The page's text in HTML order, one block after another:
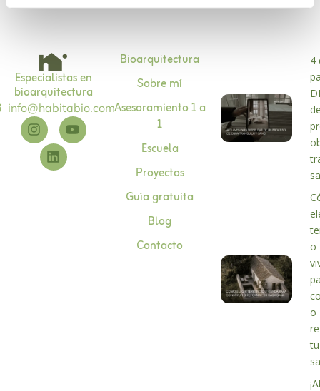
Especialistas en
bioarquitectura
info@habitabio.com
Bioarquitectura
Sobre mí
Asesoramiento 1 a
1
Escuela
Proyectos
Guía gratuita
Blog
Contacto
4
o
o